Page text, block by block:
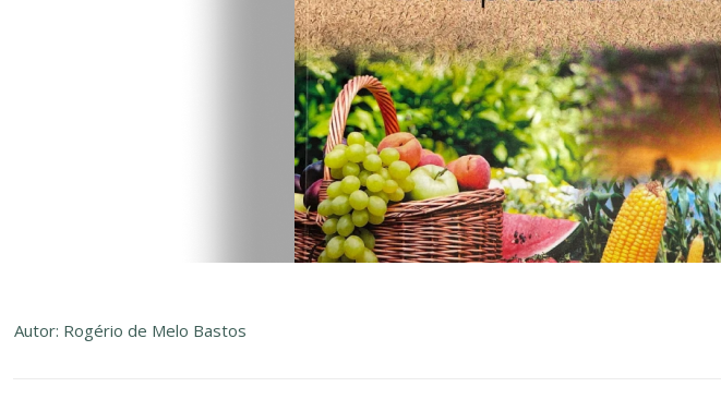
Autor: Rogério de Melo Bastos